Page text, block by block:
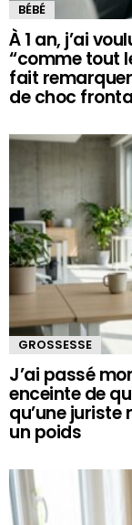
BÉBÉ
À 1 an, j’ai
“comme tout
fait
de choc
GROSSESSE
J’ai passé
enceinte de
qu’une juriste
un poids